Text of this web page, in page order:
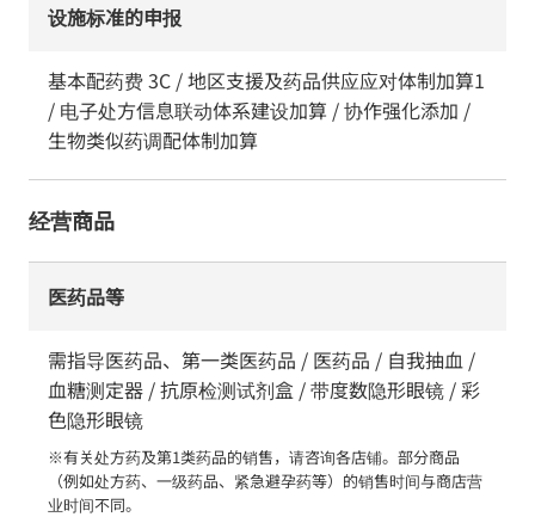
设施标准的申报
基本配药费 3C / 地区支援及药品供应应对体制加算1
/ 电子处方信息联动体系建设加算 / 协作强化添加 /
生物类似药调配体制加算
经营商品
医药品等
需指导医药品、第一类医药品 / 医药品 / 自我抽血 /
血糖测定器 / 抗原检测试剂盒 / 带度数隐形眼镜 / 彩
色隐形眼镜
※有关处方药及第1类药品的销售，请咨询各店铺。部分商品
（例如处方药、一级药品、紧急避孕药等）的销售时间与商店营
业时间不同。